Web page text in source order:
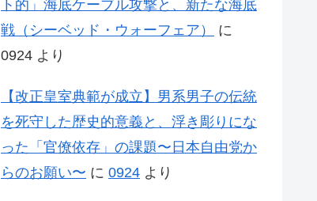
ト的」海底ケーブル攻撃と、新たな海底
戦（シーベッド・ウォーフェア）
に
0924 より
【改正皇室典範が成立】男系男子の伝統
を死守した歴史的意義と、浮き彫りにな
った「官僚依存」の課題〜日本自由党か
らのお願い〜 に 0924 より